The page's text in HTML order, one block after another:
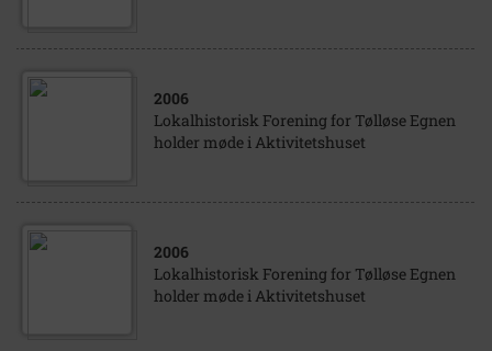
2006
Lokalhistorisk Forening for Tølløse Egnen
holder møde i Aktivitetshuset
2006
Lokalhistorisk Forening for Tølløse Egnen
holder møde i Aktivitetshuset